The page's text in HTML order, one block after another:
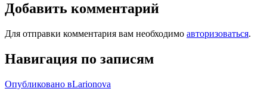
Добавить комментарий
Для отправки комментария вам необходимо авторизоваться.
Навигация по записям
Опубликовано вLarionova